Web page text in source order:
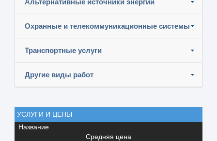
Охранные и телекоммуникационные системы
Транспортные услуги
Другие виды работ
УСЛУГИ И ЦЕНЫ
Название
Средняя цена